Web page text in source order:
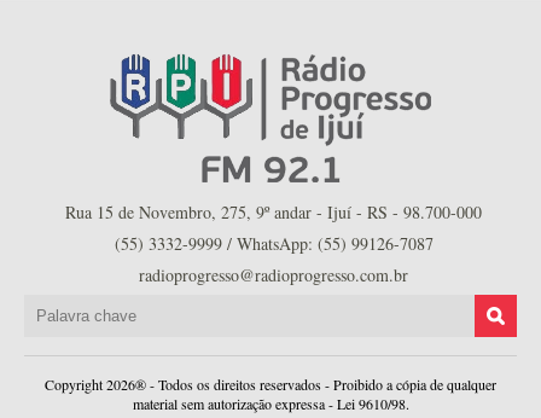
Rua 15 de Novembro, 275, 9º andar - Ijuí - RS - 98.700-000
(55) 3332-9999 / WhatsApp: (55) 99126-7087
radioprogresso@radioprogresso.com.br
Copyright 2026® - Todos os direitos reservados - Proibido a cópia de qualquer
material sem autorização expressa - Lei 9610/98.